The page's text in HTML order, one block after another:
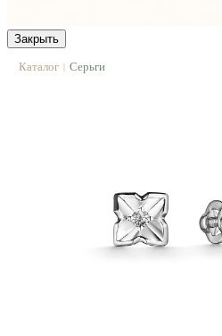
Закрыть
Каталог | Серьги